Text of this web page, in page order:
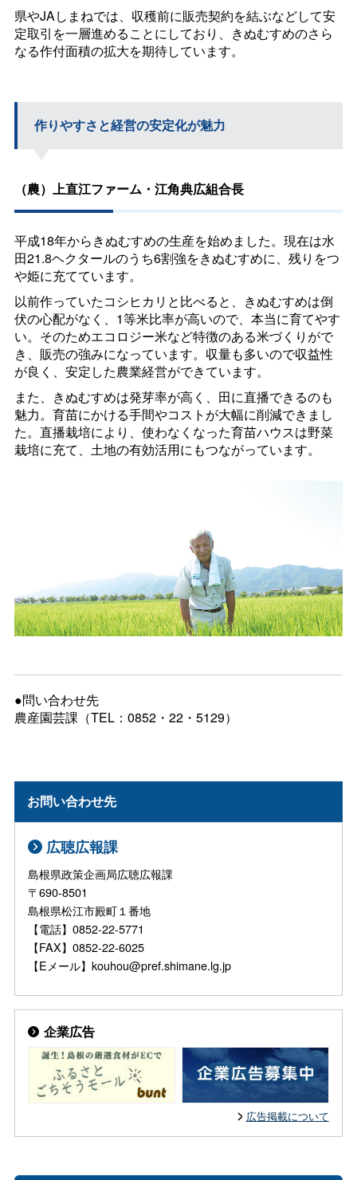
県やJAしまねでは、収穫前に販売契約を結ぶなどして安
定取引を一層進めることにしており、きぬむすめのさら
なる作付面積の拡大を期待しています。
作りやすさと経営の安定化が魅力
（農）上直江ファーム・江角典広組合長
平成18年からきぬむすめの生産を始めました。現在は水
田21.8ヘクタールのうち6割強をきぬむすめに、残りをつ
や姫に充てています。
以前作っていたコシヒカリと比べると、きぬむすめは倒
伏の心配がなく、1等米比率が高いので、本当に育てやす
い。そのためエコロジー米など特徴のある米づくりがで
き、販売の強みになっています。収量も多いので収益性
が良く、安定した農業経営ができています。
また、きぬむすめは発芽率が高く、田に直播できるのも
魅力。育苗にかける手間やコストが大幅に削減できまし
た。直播栽培により、使わなくなった育苗ハウスは野菜
栽培に充て、土地の有効活用にもつながっています。
●問い合わせ先
農産園芸課（TEL：0852・22・5129）
お問い合わせ先
広聴広報課
島根県政策企画局広聴広報課
〒690-8501
島根県松江市殿町１番地
【電話】0852-22-5771
【FAX】0852-22-6025
【Eメール】kouhou@pref.shimane.lg.jp
企業広告
広告掲載について